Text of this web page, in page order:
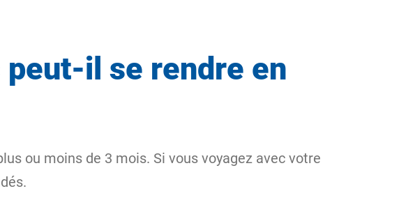
il se rendre en
ou moins de 3 mois. Si vous voyagez avec votre